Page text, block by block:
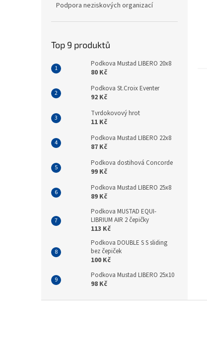
Podpora neziskových organizací
Top 9 produktů
Podkova Mustad LIBERO 20x8
80 Kč
Podkova St.Croix Eventer
92 Kč
Tvrdokovový hrot
11 Kč
Podkova Mustad LIBERO 22x8
87 Kč
Podkova dostihová Concorde
99 Kč
Podkova Mustad LIBERO 25x8
89 Kč
Podkova MUSTAD EQUI-
LIBRIUM AIR 2 čepičky
113 Kč
Podkova DOUBLE S S sliding
bez čepiček
100 Kč
Podkova Mustad LIBERO 25x10
98 Kč